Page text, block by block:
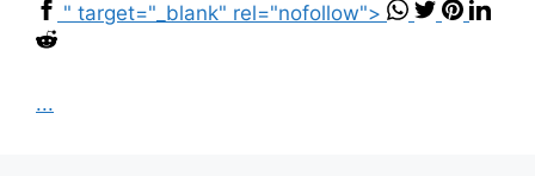
" target="_blank" rel="nofollow">
...